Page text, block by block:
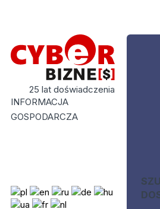
25 lat doświadczenia
INFORMACJA
GOSPODARCZA